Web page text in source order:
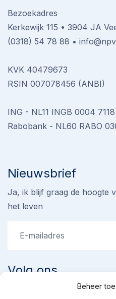
Beheer
Bezoekadres
Kerkewijk 115 • 3904 JA
(0318) 54 78 88 •
KVK 40479673
RSIN 007078456 (ANBI)
ING - NL11 INGB 0004
Rabobank - NL60 RABO
Nieuwsbrief
Ja, ik blijf graag de hoogte
het leven
Volg ons